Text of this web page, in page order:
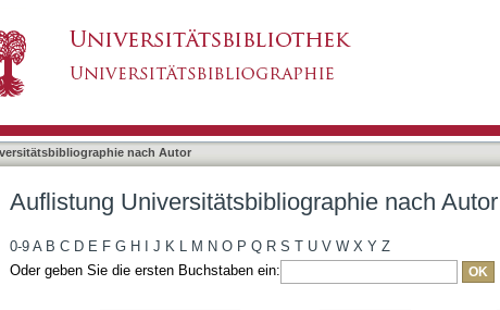
nach Autor
Auflistung Universitätsbibliographie nach
0-9 A B C D E F G H J K L M N O P Q R S T U V W X Y Z
Oder geben Sie die ersten Buchstaben ein: